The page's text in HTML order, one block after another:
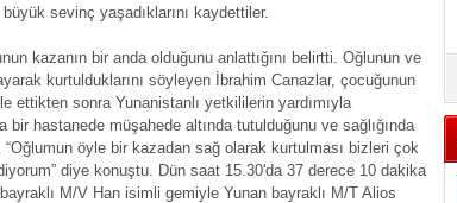
sevinç yaşadıklarını kaydettiler.
kazanın bir anda olduğunu anlattığını belirtti. Oğlunun ve
kurtulduklarını söyleyen İbrahim Canazlar, çocuğunun
ettikten sonra Yunanistanlı yetkililerin yardımıyla
bir hastanede müşahede altında tutulduğunu ve sağlığında
öyle bir kazadan sağ olarak kurtulması bizleri çok
diye konuştu. Dün saat 15.30'da 37 derece 10 dakika
M/V Han isimli gemiyle Yunan bayraklı M/T Alios